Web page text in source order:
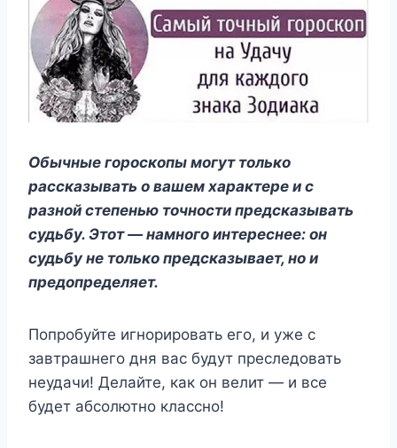
Обычные гороскопы могут только
рассказывать о вашем характере и с
разной степенью точности предсказывать
судьбу. Этот — намного интереснее: он
судьбу не только предсказывает, но и
предопределяет.
Попробуйте игнорировать его, и уже с
завтрашнего дня вас будут преследовать
неудачи! Делайте, как он велит — и все
будет абсолютно классно!